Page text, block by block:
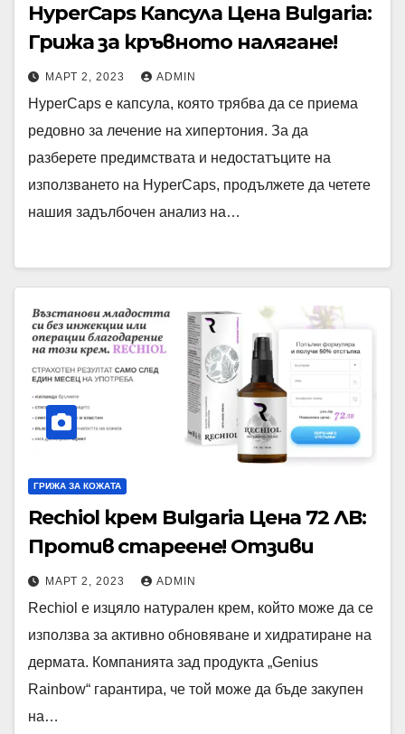
HyperCaps Капсула Цена Bulgaria:
Грижа за кръвното налягане!
МАРТ 2, 2023 ADMIN
HyperCaps е капсула, която трябва да се приема
редовно за лечение на хипертония. За да
разберете предимствата и недостатъците на
използването на HyperCaps, продължете да четете
нашия задълбочен анализ на…
ГРИЖА ЗА КОЖАТА
Rechiol крем Bulgaria Цена 72 ЛВ:
Против стареене! Отзиви
МАРТ 2, 2023 ADMIN
Rechiol е изцяло натурален крем, който може да се
използва за активно обновяване и хидратиране на
дермата. Компанията зад продукта „Genius
Rainbow“ гарантира, че той може да бъде закупен
на…